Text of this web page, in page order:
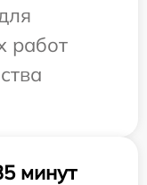
работ
минут